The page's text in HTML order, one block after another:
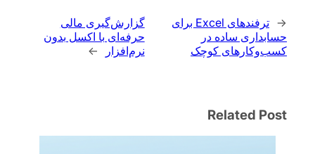
←
ترفندهای Excel برای
حسابداری ساده در
کسب‌وکارهای کوچک
گزارش‌گیری مالی
حرفه‌ای با اکسل بدون
نرم‌افزار
→
Related Post